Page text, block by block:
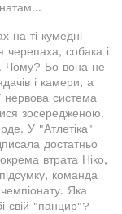
на ті кумедні
черепаха, собака і
Чому? Бо вона не
і камери, а
нервова система
зосередженою.
У "Атлетіка"
достатньо
втрата Ніко,
команда
Яка
свій "панцир"?